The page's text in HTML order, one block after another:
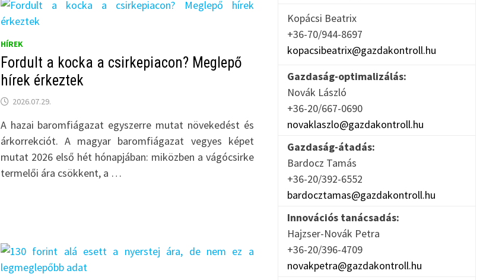
HÍREK
Fordult a kocka a csirkepiacon? Meglepő
hírek érkeztek
2026.07.29.
A hazai baromfiágazat egyszerre mutat növekedést és
árkorrekciót. A magyar baromfiágazat vegyes képet
mutat 2026 első hét hónapjában: miközben a vágócsirke
termelői ára csökkent, a …
Kopácsi Beatrix
+36-70/944-8697
kopacsibeatrix@gazdakontroll.hu
Gazdaság-optimalizálás:
Novák László
+36-20/667-0690
novaklaszlo@gazdakontroll.hu
Gazdaság-átadás:
Bardocz Tamás
+36-20/392-6552
bardocztamas@gazdakontroll.hu
Innovációs tanácsadás:
Hajzser-Novák Petra
+36-20/396-4709
novakpetra@gazdakontroll.hu